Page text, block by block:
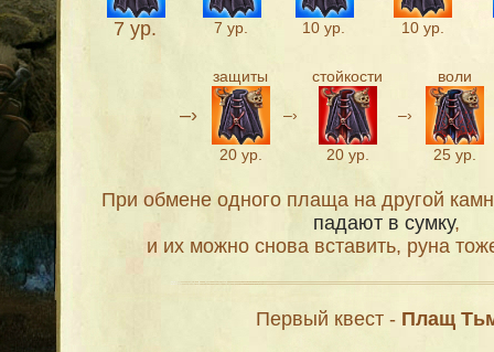
7 ур. 7 ур. 10 ур. 10 ур.
–›
защиты
20 ур.
–›
стойкости
20 ур.
–›
воли
25 ур.
При обмене одного плаща на другой
падают в сумку,
и их можно снова вставить, руна
Первый квест - Плащ